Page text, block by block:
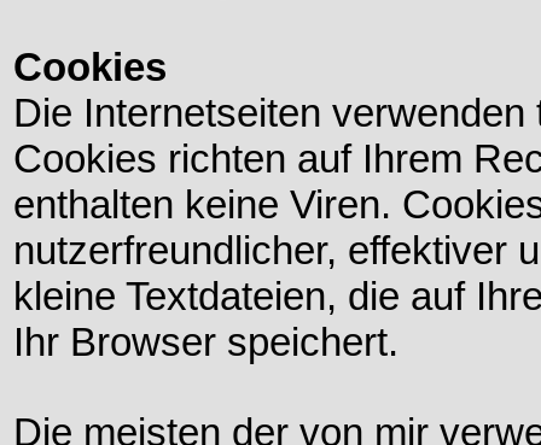
Cookies
Die Internetseiten
Cookies richten auf Ihrem
enthalten keine Viren.
nutzerfreundlicher, effektiver
kleine Textdateien, die auf
Ihr Browser speichert.
Die meisten der von mir